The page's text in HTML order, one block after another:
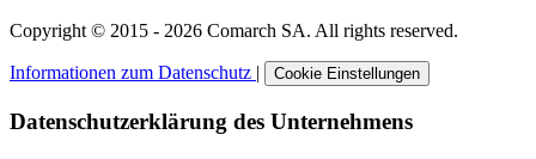
Copyright © 2015 - 2026 Comarch SA. All rights reserved.
Informationen zum Datenschutz | Cookie Einstellungen
Datenschutzerklärung des Unternehmens